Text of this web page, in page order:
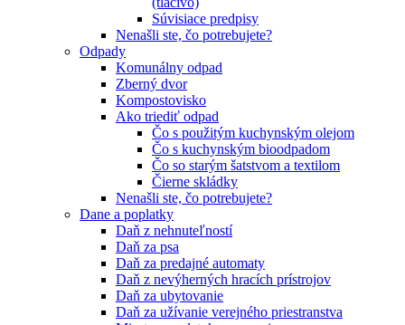
Súvisiace predpisy
Nenašli ste, čo potrebujete?
Odpady
Komunálny odpad
Zberný dvor
Kompostovisko
Ako triediť odpad
Čo s použitým kuchynským olejom
Čo s kuchynským bioodpadom
Čo so starým šatstvom a textilom
Čierne skládky
Nenašli ste, čo potrebujete?
Dane a poplatky
Daň z nehnuteľností
Daň za psa
Daň za predajné automaty
Daň z nevýherných hracích prístrojov
Daň za ubytovanie
Daň za užívanie verejného priestranstva